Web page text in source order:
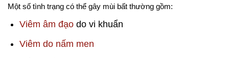
Một số tình trạng có thể gây mùi bất thường gồm:
Viêm âm đạo do vi khuẩn
Viêm do nấm men